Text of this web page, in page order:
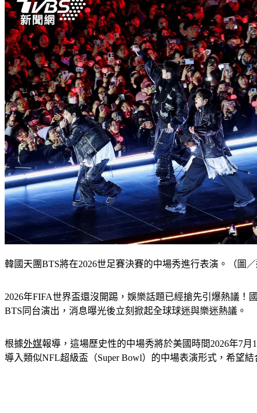
韓國天團BTS將在2026世足賽決賽的中場秀進行表演。（圖／
2026年FIFA世界盃還沒開踢，娛樂話題已經搶先引爆熱議！
BTS同台演出，消息曝光後立刻掀起全球球迷與樂迷熱議。
根據外媒報導，這場歷史性的中場秀將於美國時間2026年7
導入類似NFL超級盃（Super Bowl）的中場表演形式，希望